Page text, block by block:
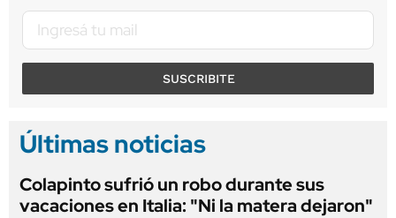
SUSCRIBITE
Últimas noticias
Colapinto sufrió un robo durante sus
vacaciones en Italia: "Ni la matera dejaron"